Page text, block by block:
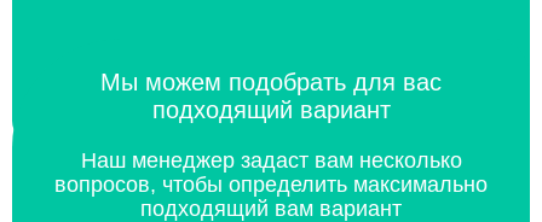
Мы можем подобрать для вас
подходящий вариант
Наш менеджер задаст вам несколько
вопросов, чтобы определить максимально
подходящий вам вариант